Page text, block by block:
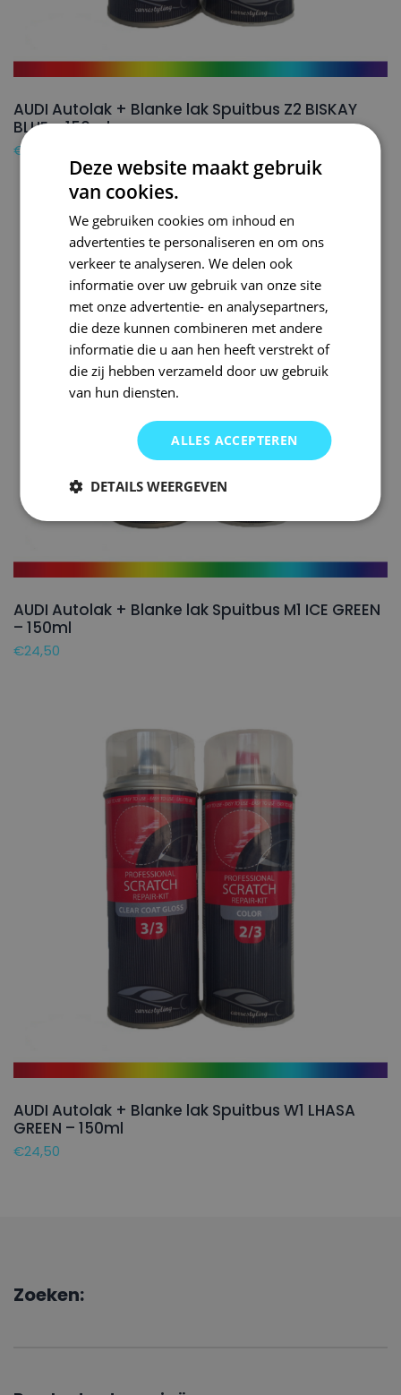
AUDI Autolak + Blanke lak Spuitbus Z2 BISKAY
BLUE – 150ml
€
AUDI Autolak + Blanke lak Spuitbus M1 ICE GREEN
– 150ml
€24,50
AUDI Autolak + Blanke lak Spuitbus W1 LHASA
GREEN – 150ml
€24,50
Zoeken:
Deze website maakt gebruik
van cookies.
We gebruiken cookies om inhoud en
advertenties te personaliseren en om ons
verkeer te analyseren. We delen ook
informatie over uw gebruik van onze site
met onze advertentie- en analysepartners,
die deze kunnen combineren met andere
informatie die u aan hen heeft verstrekt of
die zij hebben verzameld door uw gebruik
van hun diensten.
ALLES ACCEPTEREN
DETAILS WEERGEVEN